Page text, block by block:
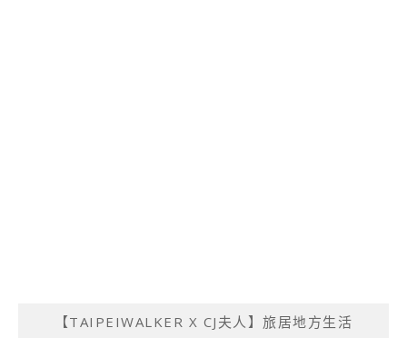
【TAIPEIWALKER X CJ夫人】旅居地方生活